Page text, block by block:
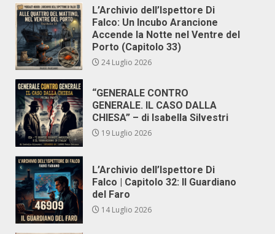
L’Archivio dell’Ispettore Di
Falco: Un Incubo Arancione
Accende la Notte nel Ventre del
Porto (Capitolo 33)
24 Luglio 2026
“GENERALE CONTRO
GENERALE. IL CASO DALLA
CHIESA” – di Isabella Silvestri
19 Luglio 2026
L’Archivio dell’Ispettore Di
Falco | Capitolo 32: Il Guardiano
del Faro
14 Luglio 2026